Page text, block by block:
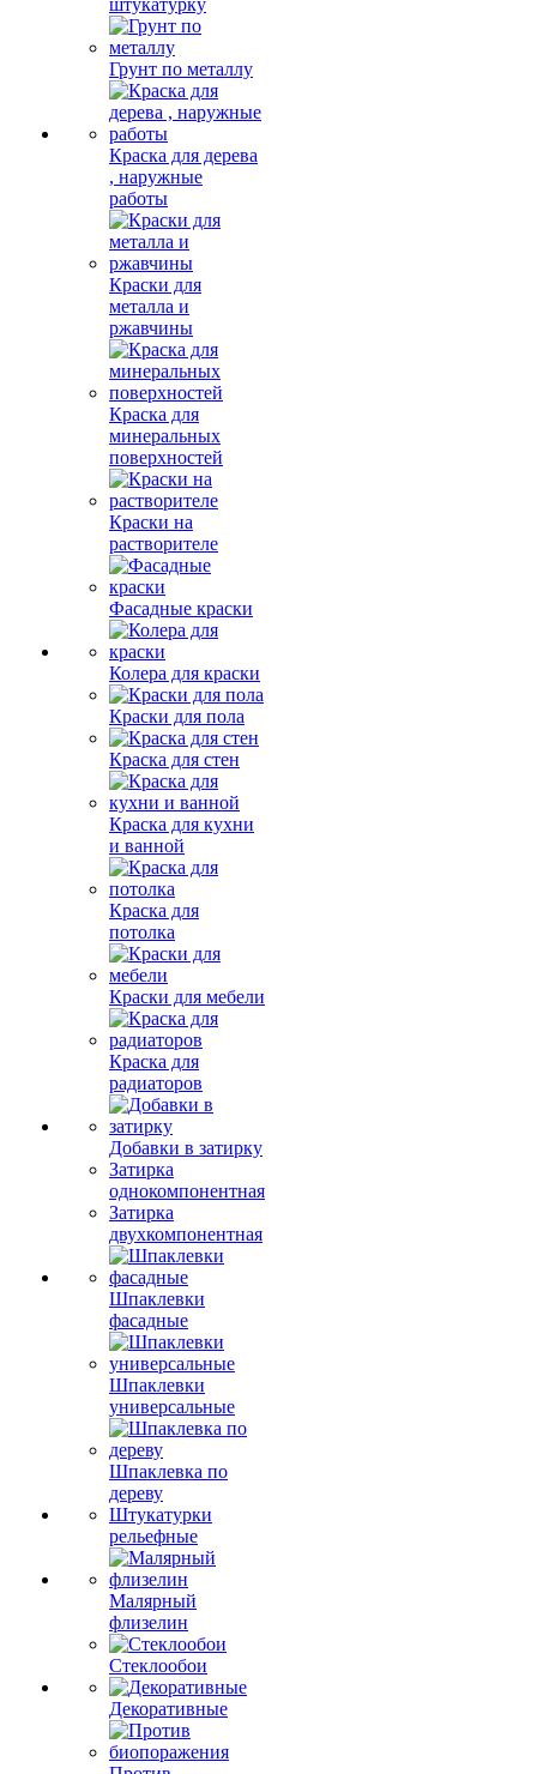
штукатурку
Грунт по металлу
Краска для дерева
, наружные
работы
Краски для
металла и
ржавчины
Краска для
минеральных
поверхностей
Краски на
растворителе
Фасадные краски
Колера для краски
Краски для пола
Краска для стен
Краска для кухни
и ванной
Краска для
потолка
Краски для мебели
Краска для
радиаторов
Добавки в затирку
Затирка
однокомпонентная
Затирка
двухкомпонентная
Шпаклевки
фасадные
Шпаклевки
универсальные
Шпаклевка по
дереву
Штукатурки
рельефные
Малярный
флизелин
Стеклообои
Декоративные